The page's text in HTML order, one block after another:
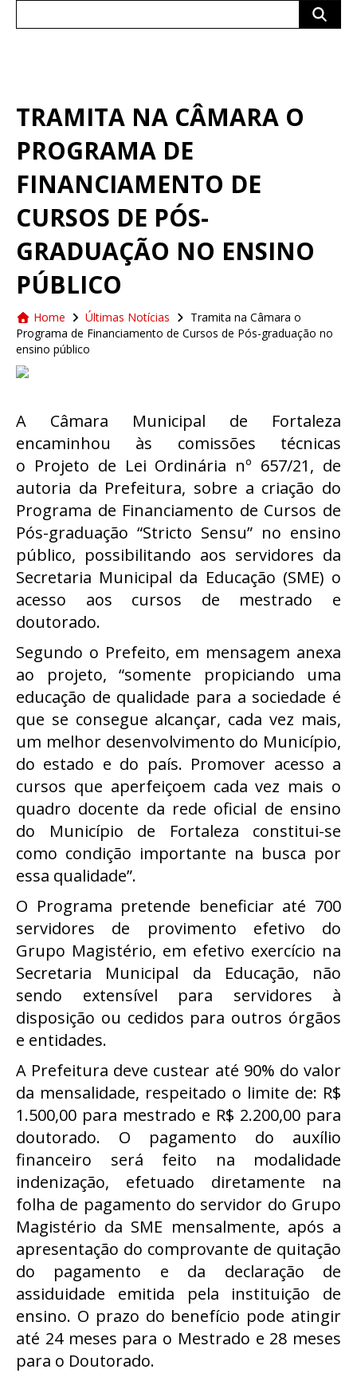
TRAMITA NA CÂMARA O
PROGRAMA DE
FINANCIAMENTO DE
CURSOS DE PÓS-
GRADUAÇÃO NO ENSINO
PÚBLICO
Home Últimas Notícias
Tramita na Câmara o
Programa de Financiamento de Cursos de Pós-graduação no
ensino público
A Câmara Municipal de Fortaleza
encaminhou às comissões técnicas
o Projeto de Lei Ordinária nº 657/21, de
autoria da Prefeitura, sobre a criação do
Programa de Financiamento de Cursos de
Pós-graduação “Stricto Sensu” no ensino
público, possibilitando aos servidores da
Secretaria Municipal da Educação (SME) o
acesso aos cursos de mestrado e
doutorado.
Segundo o Prefeito, em mensagem anexa
ao projeto, “somente propiciando uma
educação de qualidade para a sociedade é
que se consegue alcançar, cada vez mais,
um melhor desenvolvimento do Município,
do estado e do país. Promover acesso a
cursos que aperfeiçoem cada vez mais o
quadro docente da rede oficial de ensino
do Município de Fortaleza constitui-se
como condição importante na busca por
essa qualidade”.
O Programa pretende beneficiar até 700
servidores de provimento efetivo do
Grupo Magistério, em efetivo exercício na
Secretaria Municipal da Educação, não
sendo extensível para servidores à
disposição ou cedidos para outros órgãos
e entidades.
A Prefeitura deve custear até 90% do valor
da mensalidade, respeitado o limite de: R$
1.500,00 para mestrado e R$ 2.200,00 para
doutorado. O pagamento do auxílio
financeiro será feito na modalidade
indenização, efetuado diretamente na
folha de pagamento do servidor do Grupo
Magistério da SME mensalmente, após a
apresentação do comprovante de quitação
do pagamento e da declaração de
assiduidade emitida pela instituição de
ensino. O prazo do benefício pode atingir
até 24 meses para o Mestrado e 28 meses
para o Doutorado.